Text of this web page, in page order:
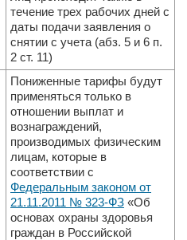
течение трех рабочих дней с
даты подачи заявления о
снятии с учета (абз. 5 и 6 п.
2 ст. 11)
Пониженные тарифы будут
применяться только в
отношении выплат и
вознаграждений,
производимых физическим
лицам, которые в
соответствии с
Федеральным законом от
21.11.2011 № 323-ФЗ «Об
основах охраны здоровья
граждан в Российской